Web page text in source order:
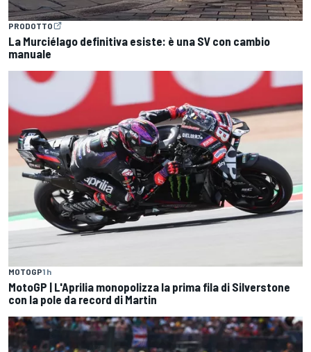
PRODOTTO
La Murciélago definitiva esiste: è una SV con cambio
manuale
MOTOGP1 h
MotoGP | L'Aprilia monopolizza la prima fila di Silverstone
con la pole da record di Martin